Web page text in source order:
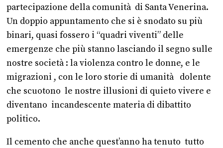
partecipazione della comunità di Santa Venerina.
Un doppio appuntamento che si è snodato su più
binari, quasi fossero i “quadri viventi” delle
emergenze che più stanno lasciando il segno sulle
nostre società : la violenza contro le donne, e le
migrazioni , con le loro storie di umanità dolente
che scuotono le nostre illusioni di quieto vivere e
diventano incandescente materia di dibattito
politico.
Il cemento che anche quest’anno ha tenuto tutto